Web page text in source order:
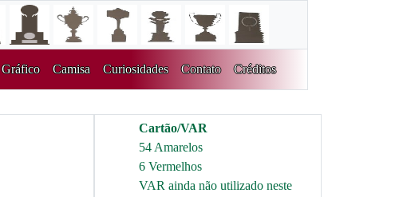
Gráfico Camisa Curiosidades Contato Créditos
Cartão/VAR
54 Amarelos
6 Vermelhos
VAR ainda não utilizado neste